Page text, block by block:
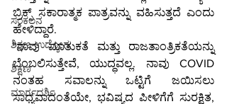
ಸಂಕಲನ
ಶಿಕ್ಷಣ-ಉದ್ಯೋಗ
ಶಿಕ್ಷಣ
ಮಾರ್ಗದರ್ಶಿ
ಬ್ರಿಕ್ಸ್ ಸಕಾರಾತ್ಮಕ ಪಾತ್ರವನ್ನು ವಹಿಸುತ್ತದೆ ಎಂದು
ಹೇಳಿದ್ದಾರೆ.
"ನಾವು ಮಾತುಕತೆ ಮತ್ತು ರಾಜತಾಂತ್ರಿಕತೆಯನ್ನು
ಬೆಂಬಲಿಸುತ್ತೇವೆ, ಯುದ್ಧವಲ್ಲ. ನಾವು COVID
ನಂತಹ ಸವಾಲನ್ನು ಒಟ್ಟಿಗೆ ಜಯಿಸಲು
ಸಾಧ್ಯವಾದಂತೆಯೇ, ಭವಿಷ್ಯದ ಪೀಳಿಗೆಗೆ ಸುರಕ್ಷಿತ,